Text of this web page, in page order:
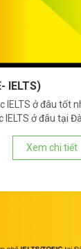
IELTS)
IELTS ở đâu tốt
IELTS ở đâu tại
Xem chi tiết